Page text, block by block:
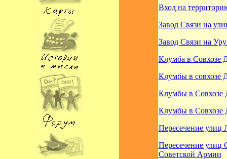
Вход на
Завод Связи на
Завод Связи на
Клумба в Совхозе
Клумбы в совхозе
Клумбы в Совхозе
Клумбы в Совхозе
Пересечение улиц
Пересечение улиц
Советской Армии